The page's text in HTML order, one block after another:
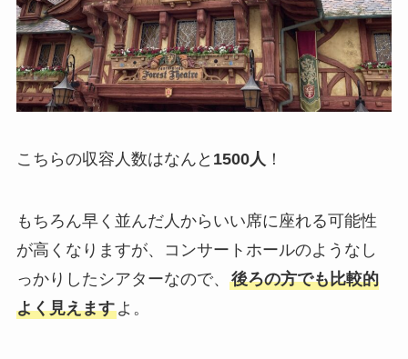
こちらの収容人数はなんと 1500人 ！
もちろん早く並んだ人からいい席に座れる可能性
が高くなりますが、コンサートホールのようなし
っかりしたシアターなので、 後ろの方でも比較的
よく見えますよ。